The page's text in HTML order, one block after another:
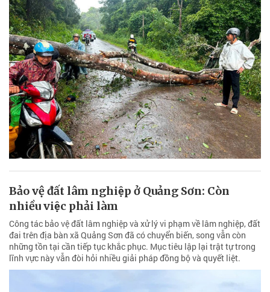
Bảo vệ đất lâm nghiệp ở Quảng Sơn: Còn
nhiều việc phải làm
Công tác bảo vệ đất lâm nghiệp và xử lý vi phạm về lâm nghiệp, đất
đai trên địa bàn xã Quảng Sơn đã có chuyển biến, song vẫn còn
những tồn tại cần tiếp tục khắc phục. Mục tiêu lập lại trật tự trong
lĩnh vực này vẫn đòi hỏi nhiều giải pháp đồng bộ và quyết liệt.